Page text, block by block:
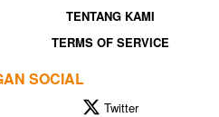
TENTANG KAMI
TERMS OF SERVICE
SOCIAL
Twitter